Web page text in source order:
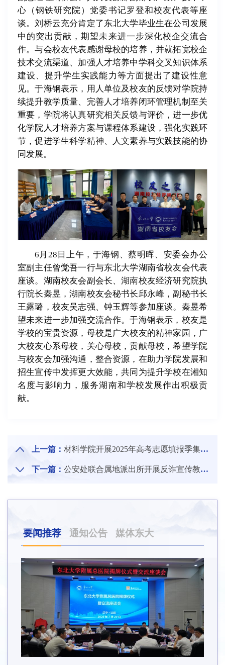
心（钢铁研究院）党委书记罗登和校友代表等座
谈。刘桥云充分肯定了东北大学毕业生在公司发展
中的突出贡献，期望未来进一步深化校企交流合
作。与会校友代表感谢母校的培养，并就拓宽校企
技术交流渠道、加强人才培养中学科交叉知识体系
建设、提升学生实践能力等方面提出了建设性意
见。于海钢表示，用人单位及校友的反馈对学院持
续提升教学质量、完善人才培养闭环管理机制至关
重要，学院将认真研究相关反馈与评价，进一步优
化学院人才培养方案与课程体系建设，强化实践环
节，促进学生科学精神、人文素养与实践技能的协
同发展。
6月28日上午，于海钢、蔡明晖、安委会办公
室副主任曾觉吾一行与东北大学湖南省校友会代表
座谈。湖南校友会副会长、湖南校友经济研究院执
行院长秦昱，湖南校友会秘书长邱永峰，副秘书长
王露璐，校友吴志强、钟玉辉等参加座谈。秦昱希
望未来进一步加强交流合作。于海钢表示，校友是
学校的宝贵资源，母校是广大校友的精神家园，广
大校友心系母校，关心母校，贡献母校，希望学院
与校友会加强沟通，整合资源，在助力学院发展和
招生宣传中发挥更大效能，共同为提升学校在湘知
名度与影响力，服务湖南和学校发展作出积极贡
献。
上一篇： 材料学院开展2025年高考志愿填报季集中招生宣传活动
下一篇： 公安处联合属地派出所开展反诈宣传教育进校园活动
要闻推荐 通知公告 媒体东大